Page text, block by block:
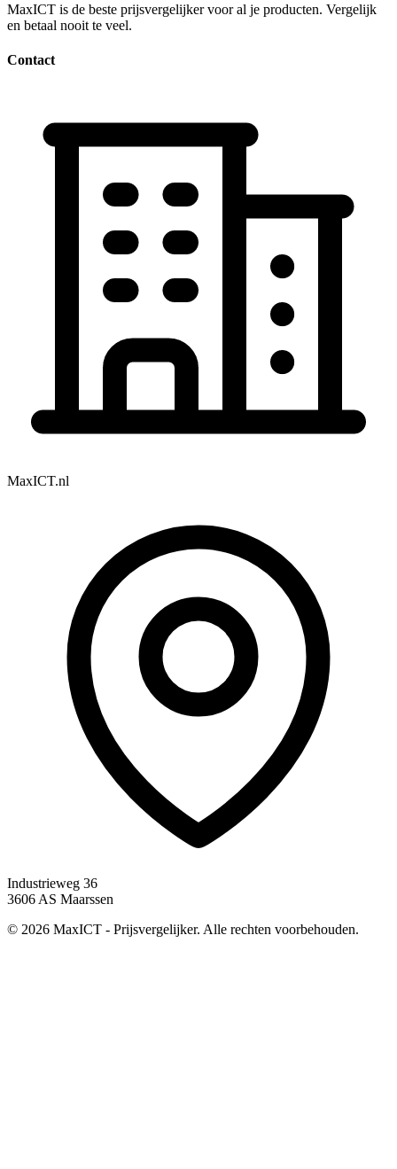
MaxICT is de beste prijsvergelijker voor al je producten. Vergelijk
en betaal nooit te veel.
Contact
MaxICT.nl
Industrieweg 36
3606 AS Maarssen
© 2026 MaxICT - Prijsvergelijker. Alle rechten voorbehouden.